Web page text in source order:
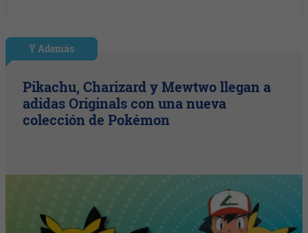
Y Además
Pikachu, Charizard y Mewtwo llegan a
adidas Originals con una nueva
colección de Pokémon